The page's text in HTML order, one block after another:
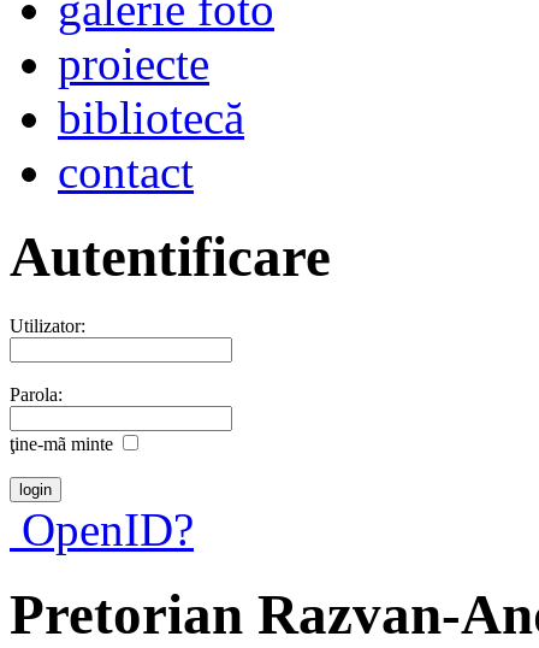
proiecte
bibliotecă
contact
Autentificare
Utilizator:
Parola:
ţine-mã minte
OpenID?
Pretorian Razvan-